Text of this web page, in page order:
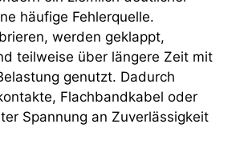
häufige Fehlerquelle.
werden geklappt,
teilweise über längere Zeit mit
genutzt. Dadurch
Flachbandkabel oder
Spannung an Zuverlässigkeit